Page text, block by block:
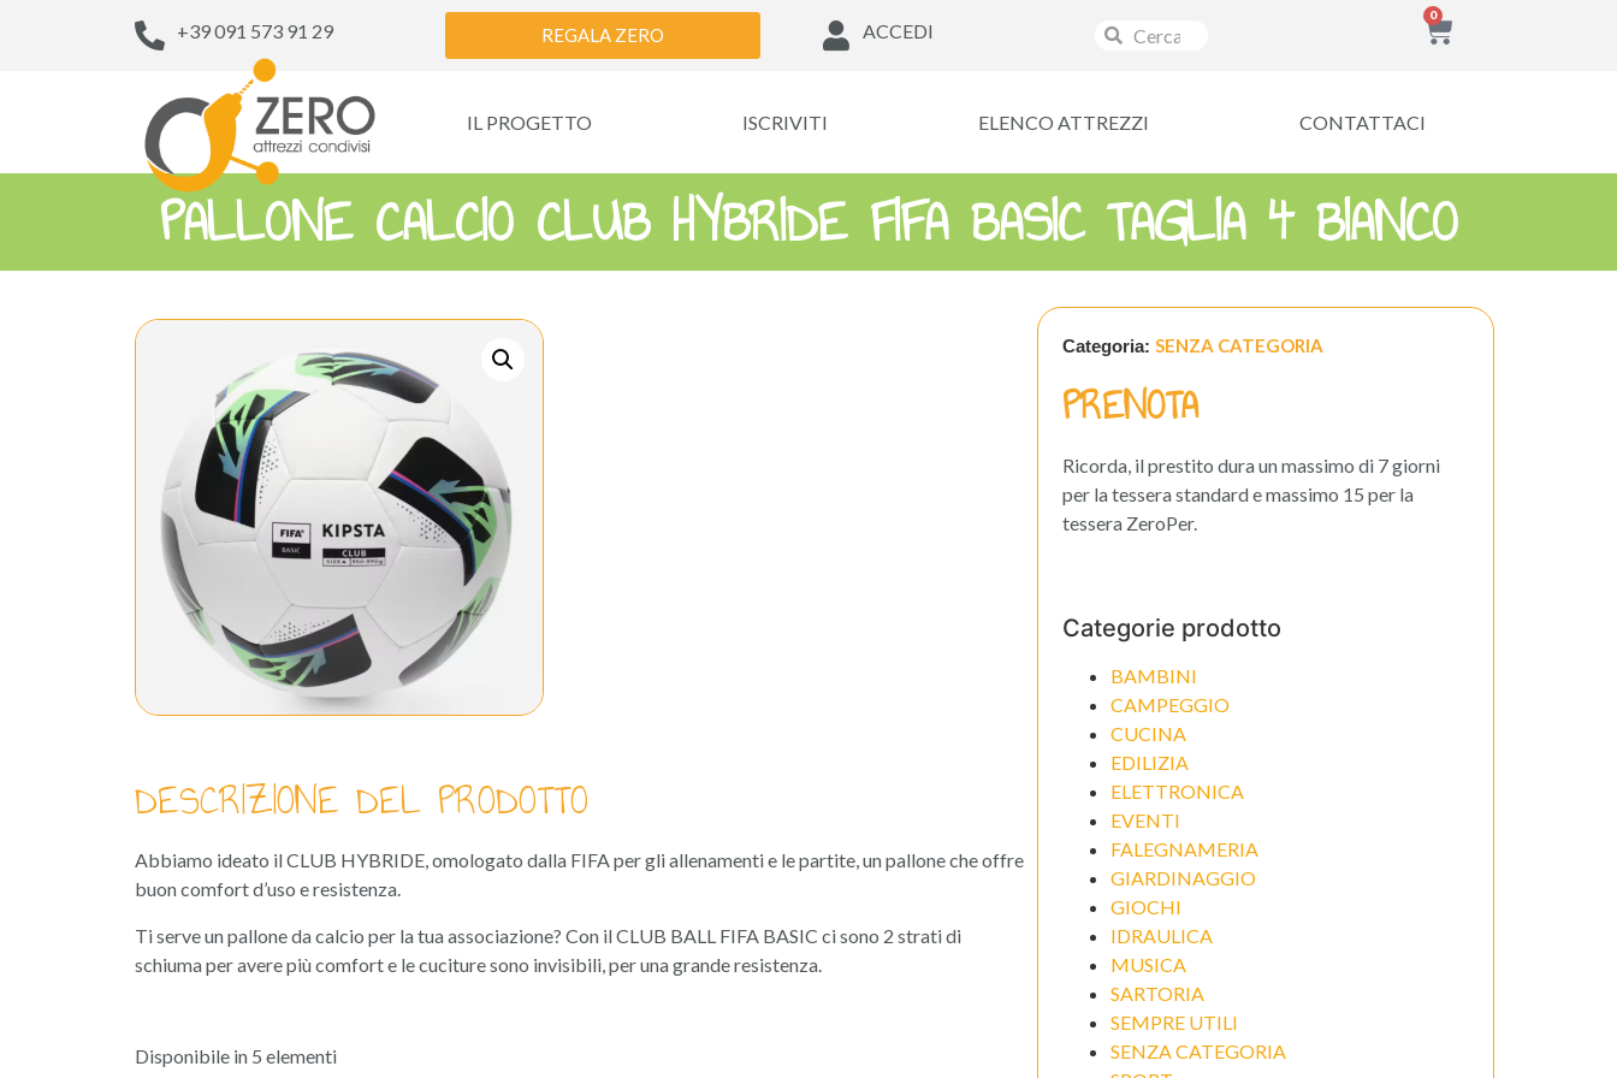
+39 091 573 91 29 REGALA ZERO ACCEDI
0
IL PROGETTO ISCRIVITI ELENCO ATTREZZI CONTATTACI
PALLONE CALCIO CLUB HYBRIDE FIFA BASIC TAGLIA 4 BIANCO
DESCRIZIONE DEL PRODOTTO
Abbiamo ideato il CLUB HYBRIDE, omologato dalla FIFA per gli allenamenti e le partite, un pallone che offre
buon comfort d’uso e resistenza.
Ti serve un pallone da calcio per la tua associazione? Con il CLUB BALL FIFA BASIC ci sono 2 strati di
schiuma per avere più comfort e le cuciture sono invisibili, per una grande resistenza.
Disponibile in 5 elementi
Categoria: SENZA CATEGORIA
PRENOTA
Ricorda, il prestito dura un massimo di 7 giorni
per la tessera standard e massimo 15 per la
tessera ZeroPer.
Categorie prodotto
BAMBINI
CAMPEGGIO
CUCINA
EDILIZIA
ELETTRONICA
EVENTI
FALEGNAMERIA
GIARDINAGGIO
GIOCHI
IDRAULICA
MUSICA
SARTORIA
SEMPRE UTILI
SENZA CATEGORIA